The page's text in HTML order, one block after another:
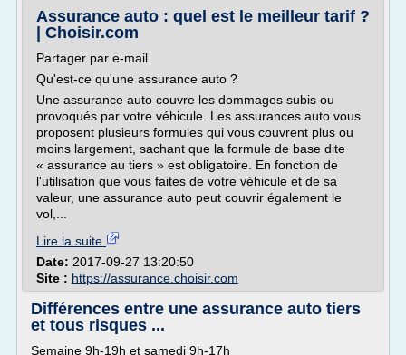
Assurance auto : quel est le meilleur tarif ?
| Choisir.com
Partager par e-mail
Qu'est-ce qu'une assurance auto ?
Une assurance auto couvre les dommages subis ou
provoqués par votre véhicule. Les assurances auto vous
proposent plusieurs formules qui vous couvrent plus ou
moins largement, sachant que la formule de base dite
« assurance au tiers » est obligatoire. En fonction de
l'utilisation que vous faites de votre véhicule et de sa
valeur, une assurance auto peut couvrir également le
vol,...
Lire la suite
Date: 2017-09-27 13:20:50
Site : https://assurance.choisir.com
Différences entre une assurance auto tiers
et tous risques ...
Semaine 9h-19h et samedi 9h-17h